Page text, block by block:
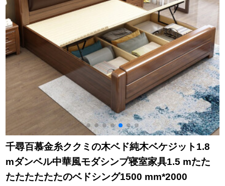
千尋百慕金糸ククミの木ベド純木ベケジット1.8
mダンベル中華風モダシンプ寝室家具1.5 mたた
たたたたたたのベドシング1500 mm*2000